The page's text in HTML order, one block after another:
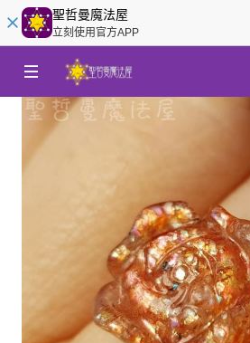
聖哲曼魔法屋
立刻使用官方APP